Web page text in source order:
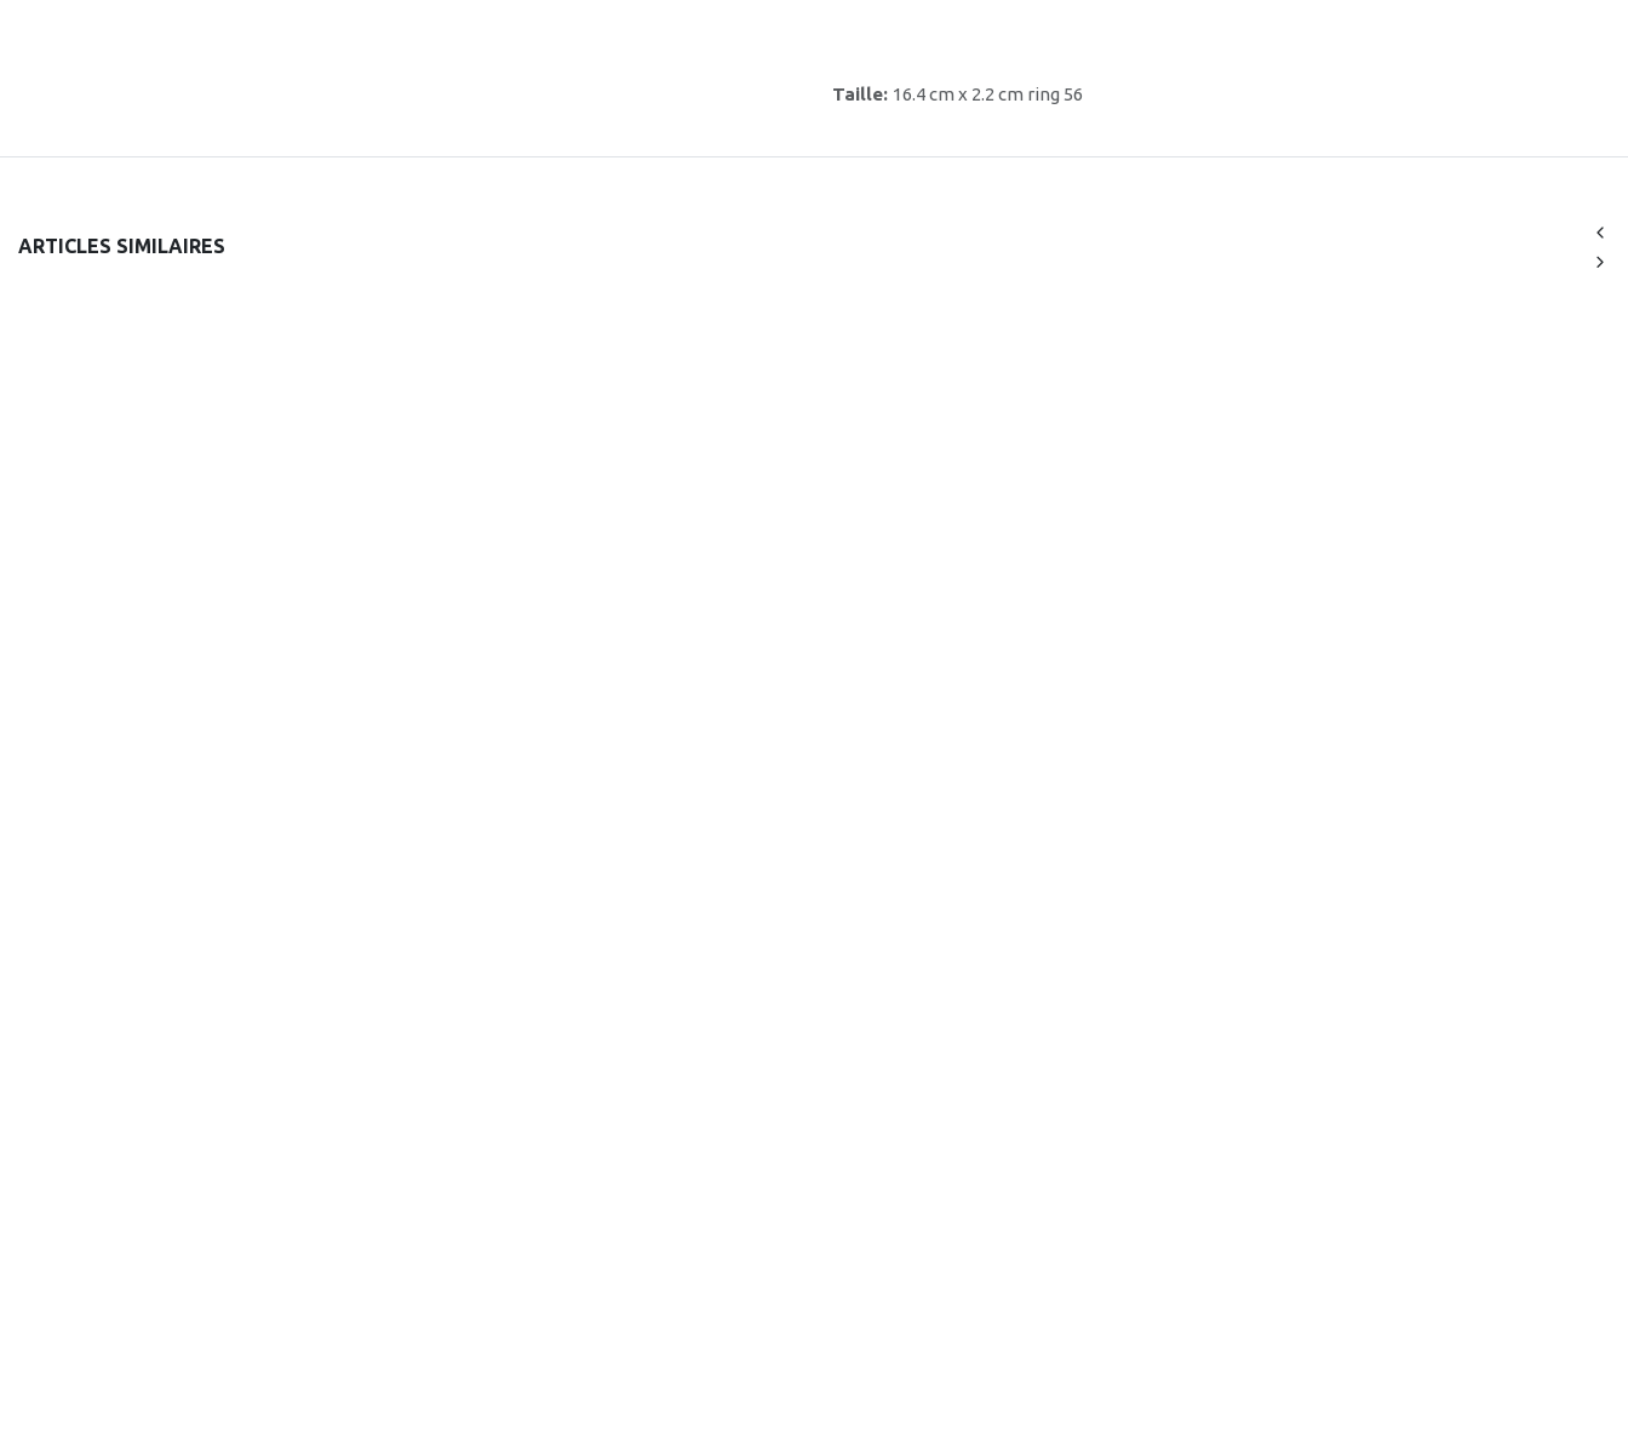
Taille: 16.4 cm x 2.2 cm ring 56
ARTICLES SIMILAIRES